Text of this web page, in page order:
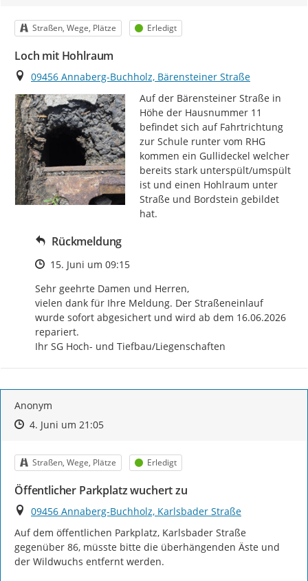
Kategorie
Straßen, Wege, Plätze Status
Erledigt
Loch mit Hohlraum
Ort
09456 Annaberg-Buchholz, Bärensteiner Straße
Auf der Bärensteiner Straße in
Höhe der Hausnummer 11
befindet sich auf Fahrtrichtung
zur Schule runter vom RHG
kommen ein Gullideckel welcher
bereits stark unterspült/umspült
ist und einen Hohlraum unter
Straße und Bordstein gebildet
hat.
Rückmeldung
Zeitpunkt des Erstellens
15. Juni um 09:15
Sehr geehrte Damen und Herren,
vielen dank für Ihre Meldung. Der Straßeneinlauf
wurde sofort abgesichert und wird ab dem 16.06.2026
repariert.
Ihr SG Hoch- und Tiefbau/Liegenschaften
Anonym
Zeitpunkt des Erstellens
Zeitpunkt des Erstellens
4. Juni um 21:05Zur Äußerung
Kategorie
Straßen, Wege, Plätze Status
Erledigt
Öffentlicher Parkplatz wuchert zu
Ort
09456 Annaberg-Buchholz, Karlsbader Straße
Auf dem öffentlichen Parkplatz, Karlsbader Straße
gegenüber 86, müsste bitte die überhängenden Äste und
der Wildwuchs entfernt werden.